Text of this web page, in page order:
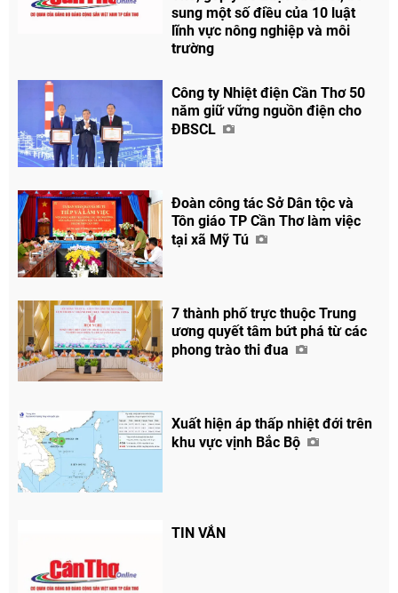
Facebook
sung một số điều của 10 luật
lĩnh vực nông nghiệp và môi
trường
Công ty Nhiệt điện Cần Thơ 50
năm giữ vững nguồn điện cho
ĐBSCL
Đoàn công tác Sở Dân tộc và
Tôn giáo TP Cần Thơ làm việc
tại xã Mỹ Tú
7 thành phố trực thuộc Trung
ương quyết tâm bứt phá từ các
phong trào thi đua
Xuất hiện áp thấp nhiệt đới trên
khu vực vịnh Bắc Bộ
TIN VẮN